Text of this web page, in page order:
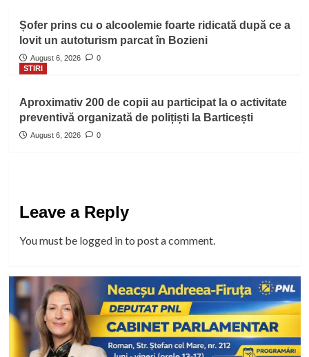
Șofer prins cu o alcoolemie foarte ridicată după ce a
lovit un autoturism parcat în Bozieni
August 6, 2026
0
STIRI
Aproximativ 200 de copii au participat la o activitate
preventivă organizată de polițiști la Barticești
August 6, 2026 0
Leave a Reply
You must be logged into post a comment.